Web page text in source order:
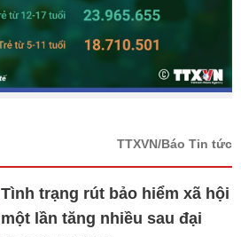
TTXVN/Báo Tin tức
Tình trạng rút bảo hiểm xã hội
một lần tăng nhiều sau đại